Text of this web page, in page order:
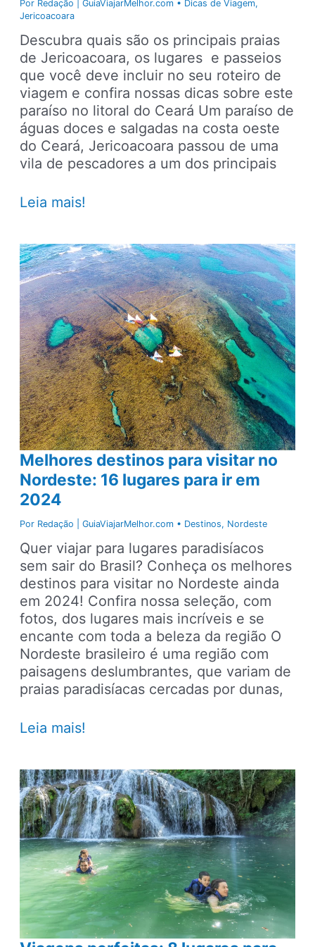
Por Redação | GuiaViajarMelhor.com • Dicas de Viagem,
Jericoacoara
Descubra quais são os principais praias
de Jericoacoara, os lugares e passeios
que você deve incluir no seu roteiro de
viagem e confira nossas dicas sobre este
paraíso no litoral do Ceará Um paraíso de
águas doces e salgadas na costa oeste
do Ceará, Jericoacoara passou de uma
vila de pescadores a um dos principais
Jericoacoara
praias,
lugares
para
ir,
passeios
e
dicas
Leia mais!
Melhores destinos para visitar no
Nordeste: 16 lugares para ir em
2024
Por Redação | GuiaViajarMelhor.com • Destinos, Nordeste
Quer viajar para lugares paradisíacos
sem sair do Brasil? Conheça os melhores
destinos para visitar no Nordeste ainda
em 2024! Confira nossa seleção, com
fotos, dos lugares mais incríveis e se
encante com toda a beleza da região O
Nordeste brasileiro é uma região com
paisagens deslumbrantes, que variam de
praias paradisíacas cercadas por dunas,
Melhores
visitar
no
Nordeste:
16
lugares
para
ir
em
2024
Leia mais!